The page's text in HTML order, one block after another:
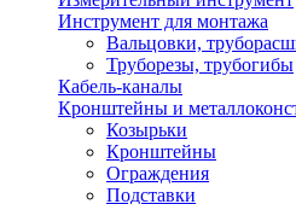
Инструмент для монтажа
Вальцовки,
Труборезы, трубогибы
Кабель-каналы
Кронштейны и
Козырьки
Кронштейны
Ограждения
Подставки